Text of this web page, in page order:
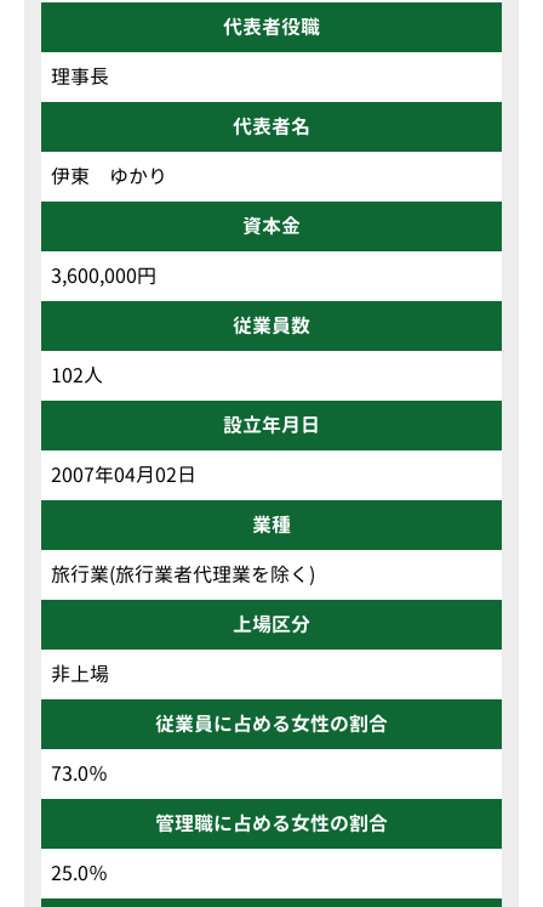
代表者役職
理事長
代表者名
伊東 ゆかり
資本金
3,600,000円
従業員数
102人
設立年月日
2007年04月02日
業種
旅行業(旅行業者代理業を除く)
上場区分
非上場
従業員に占める女性の割合
73.0％
管理職に占める女性の割合
25.0％